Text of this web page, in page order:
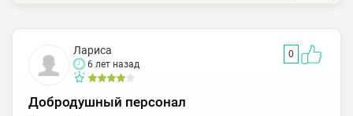
Лариса
6 лет назад
0
Добродушный персонал